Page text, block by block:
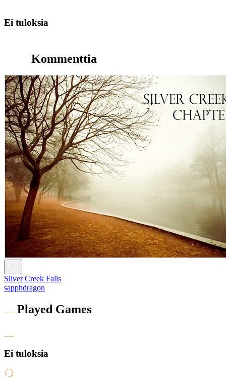
Ei tuloksia
Kommenttia
Silver Creek Falls
sapphdragon
Played Games
Ei tuloksia